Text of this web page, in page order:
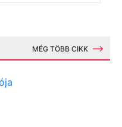
MÉG TÖBB CIKK